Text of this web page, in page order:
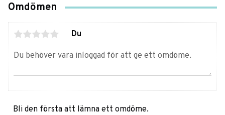
Omdömen
Du
Bli den första att lämna ett omdöme.